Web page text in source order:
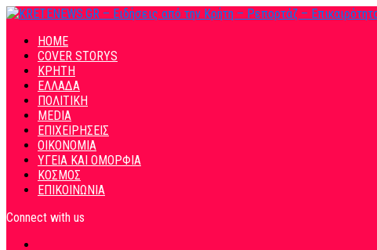
HOME
COVER STORYS
ΚΡΗΤΗ
ΕΛΛΑΔΑ
ΠΟΛΙΤΙΚΗ
MEDIA
ΕΠΙΧΕΙΡΗΣΕΙΣ
ΟΙΚΟΝΟΜΙΑ
ΥΓΕΙΑ ΚΑΙ ΟΜΟΡΦΙΑ
ΚΟΣΜΟΣ
ΕΠΙΚΟΙΝΩΝΙΑ
Connect with us